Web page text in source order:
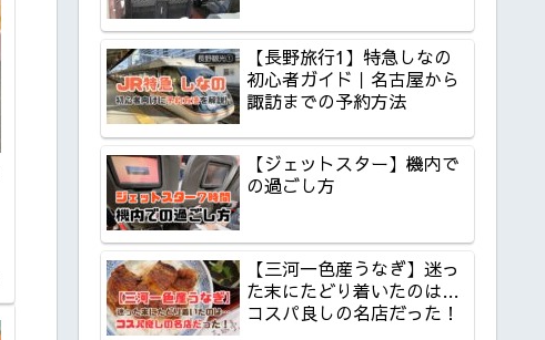
【長野旅行1】特急しなの
初心者ガイド｜名古屋から
諏訪までの予約方法
【ジェットスター】機内で
の過ごし方
【三河一色産うなぎ】迷っ
た末にたどり着いたのは…
コスパ良しの名店だった！